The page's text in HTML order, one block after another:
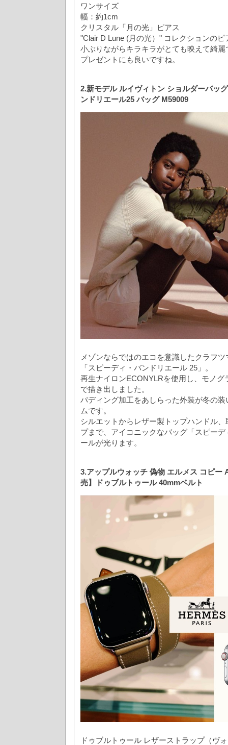
ワンサイズ
幅：約1cm
クリスタル「月の光」ピアス
"Clair D Lune (月の光）" コレクションのピ
小ぶりながらキラキラがとても映えて綺麗
プレゼントにも良いですね。
2.新モデル ルイヴィトン ショルダーバッ
ンドリエール25 バッグ M59009
メゾンならではのエコを意識したクラフ
「スピーディ・バンドリエール 25」。
再生ナイロンECONYLRを使用し、モノグ
で描き出しました。
パディング加工をあしらった外装が冬の
ムです。
シルエットからレザー製トップハンドル
プまで、アイコニックなバッグ「スピー
ールが光ります。
3.アップルウォッチ 偽物 エルメス コピー
売】ドゥブルトゥール 40mmベルト
ドゥブルトゥール レザーストラップ（ヴ